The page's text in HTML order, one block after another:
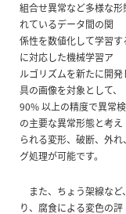
組合せ異常など多様な
れているデータ間の関
係性を数値化して学習
に対応した機械学習ア
ルゴリズムを新たに開
具の画像を対象として、
90% 以上の精度で異常
の主要な異常形態と考え
られる変形、破断、外
グ処理が可能です。
また、ちょう架線など
り、腐食による変色の評